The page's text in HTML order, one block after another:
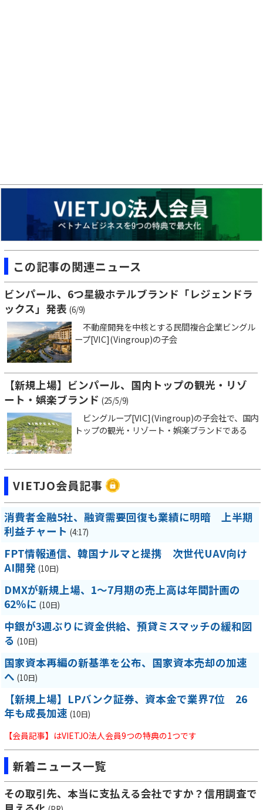
この記事の関連ニュース
ビンパール、6つ星級ホテルブランド「レジェンドラ
ックス」発表 (6/9)
不動産開発を中核とする民間複合企業ビングル
ープ[VIC](Vingroup)の子会
【新規上場】ビンパール、国内トップの観光・リゾ
ート・娯楽ブランド (25/5/9)
ビングループ[VIC](Vingroup)の子会社で、国内
トップの観光・リゾート・娯楽ブランドである
VIETJO会員記事
消費者金融5社、融資需要回復も業績に明暗 上半期
利益チャート (4:17)
FPT情報通信、韓国ナルマと提携 次世代UAV向け
AI開発 (10日)
DMXが新規上場、1～7月期の売上高は年間計画の
62％に (10日)
中銀が3週ぶりに資金供給、預貸ミスマッチの緩和図
る (10日)
国家資本再編の新基準を公布、国家資本売却の加速
へ (10日)
【新規上場】LPバンク証券、資本金で業界7位 26
年も成長加速 (10日)
【会員記事】はVIETJO法人会員9つの特典の1つです
新着ニュース一覧
その取引先、本当に支払える会社ですか？信用調査で